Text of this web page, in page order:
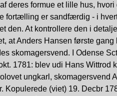
deres formue et lille hus,
fortælling er sandfærdig - i
den. At kontrollere den i
at Anders Hansen første
skomagersvend. I Odense
1781: blev udi Hans Wittrod
ungkarl, skomagersvend
Kopulerede (viet) 19. Decbr